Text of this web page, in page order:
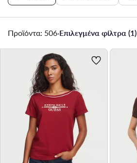
Προϊόντα: 506·Επιλεγμένα φίλτρα (1)